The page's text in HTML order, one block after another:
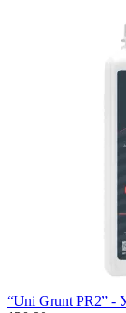
“Uni Grunt PR2” -